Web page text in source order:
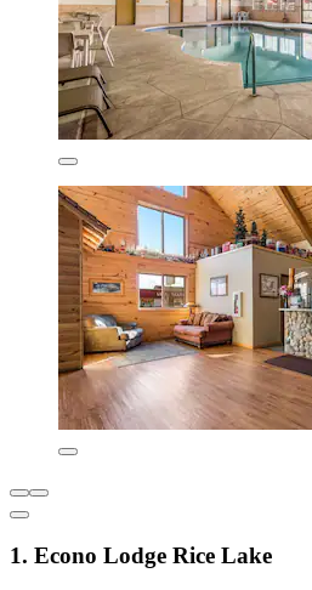
1. Econo Lodge Rice Lake